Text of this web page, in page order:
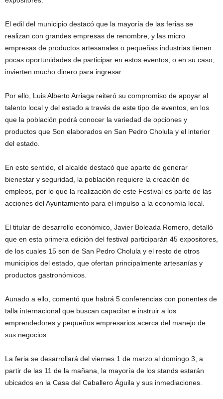
El edil del municipio destacó que la mayoría de las ferias se
realizan con grandes empresas de renombre, y las micro
empresas de productos artesanales o pequeñas industrias tienen
pocas oportunidades de participar en estos eventos, o en su caso,
invierten mucho dinero para ingresar.
Por ello, Luis Alberto Arriaga reiteró su compromiso de apoyar al
talento local y del estado a través de este tipo de eventos, en los
que la población podrá conocer la variedad de opciones y
productos que Son elaborados en San Pedro Cholula y el interior
del estado.
En este sentido, el alcalde destacó que aparte de generar
bienestar y seguridad, la población requiere la creación de
empleos, por lo que la realización de este Festival es parte de las
acciones del Ayuntamiento para el impulso a la economía local.
El titular de desarrollo económico, Javier Boleada Romero, detalló
que en esta primera edición del festival participarán 45 expositores,
de los cuales 15 son de San Pedro Cholula y el resto de otros
municipios del estado, que ofertan principalmente artesanías y
productos gastronómicos.
Aunado a ello, comentó que habrá 5 conferencias con ponentes de
talla internacional que buscan capacitar e instruir a los
emprendedores y pequeños empresarios acerca del manejo de
sus negocios.
La feria se desarrollará del viernes 1 de marzo al domingo 3, a
partir de las 11 de la mañana, la mayoría de los stands estarán
ubicados en la Casa del Caballero Águila y sus inmediaciones.